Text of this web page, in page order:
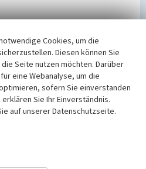
Borna)
Cookies, um die
Diesen können Sie
Seite nutzen möchten. Darüber
eine Webanalyse, um die
sofern Sie einverstanden
Sie Ihr Einverständnis.
auf unserer Datenschutzseite.